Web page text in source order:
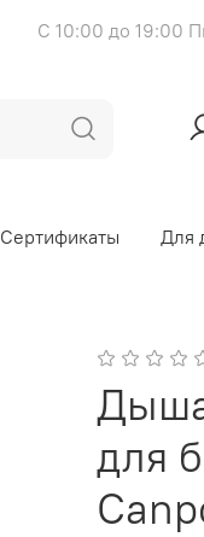
С 10:00 до 19:00
Сертификаты Для
для